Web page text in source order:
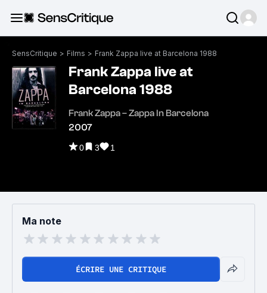
SensCritique > Films > Frank Zappa live at Barcelona 1988
Frank Zappa live at
Barcelona 1988
Frank Zappa ‎– Zappa In Barcelona
2007
0 3 1
Ma note
ÉCRIRE UNE CRITIQUE